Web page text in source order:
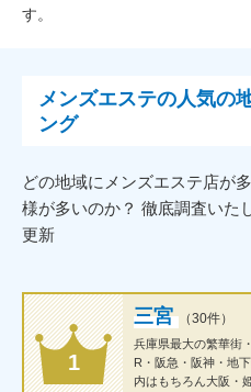
す。
メンズエステの人気の
ング
どの地域にメンズエステ店が
様が多いのか？ 徹底調査いた
更新
1
三宮 （30件）
兵庫県最大の繁華街
R・阪急・阪神・地
内はもちろん大阪・